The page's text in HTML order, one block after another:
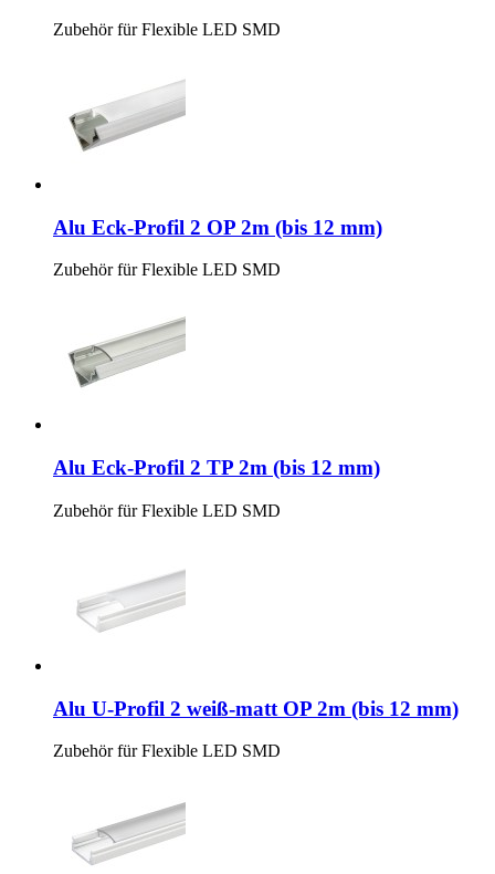
Zubehör für Flexible LED SMD
Alu Eck-Profil 2 OP 2m (bis 12 mm)
Zubehör für Flexible LED SMD
Alu Eck-Profil 2 TP 2m (bis 12 mm)
Zubehör für Flexible LED SMD
Alu U-Profil 2 weiß-matt OP 2m (bis 12 mm)
Zubehör für Flexible LED SMD